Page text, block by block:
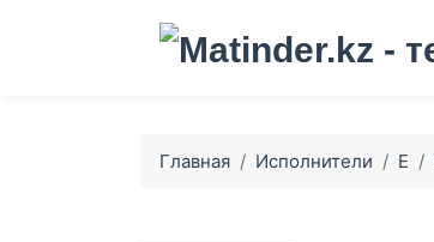
Главная Исполнители Е